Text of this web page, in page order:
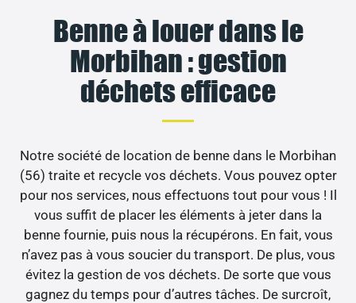
Benne à louer dans le
Morbihan : gestion
déchets efficace
Notre société de location de benne dans le Morbihan
(56) traite et recycle vos déchets. Vous pouvez opter
pour nos services, nous effectuons tout pour vous ! Il
vous suffit de placer les éléments à jeter dans la
benne fournie, puis nous la récupérons. En fait, vous
n’avez pas à vous soucier du transport. De plus, vous
évitez la gestion de vos déchets. De sorte que vous
gagnez du temps pour d’autres tâches. De surcroît,